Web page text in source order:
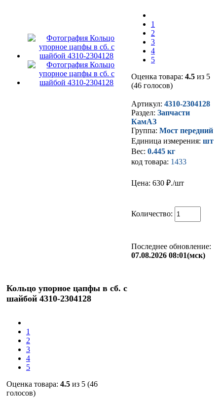
1
2
3
4
5
Оценка товара: 4.5 из 5
(46 голосов)
Артикул: 4310-2304128
Раздел: Запчасти
КамАЗ
Группа: Мост передний
Единица измерения: шт
Вес: 0.445 кг
код товара: 1433
Цена: 630 ₽./шт
Количество:
Последнее обновление:
07.08.2026 08:01(мск)
Кольцо упорное цапфы в сб. с
шайбой 4310-2304128
1
2
3
4
5
Оценка товара: 4.5 из 5 (46
голосов)